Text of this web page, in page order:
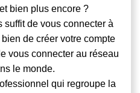
bien plus encore ?
suffit de vous connecter à
bien de créer votre compte
vous connecter au réseau
le monde.
qui regroupe la